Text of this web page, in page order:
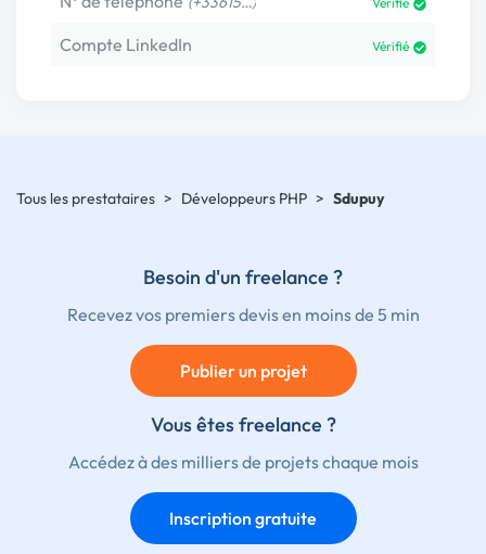
Compte LinkedIn Vérifié
Tous les prestataires > Développeurs PHP > Sdupuy
Besoin d'un freelance ?
Recevez vos premiers devis en moins de 5 min
Publier un projet
Vous êtes freelance ?
Accédez à des milliers de projets chaque mois
Inscription gratuite